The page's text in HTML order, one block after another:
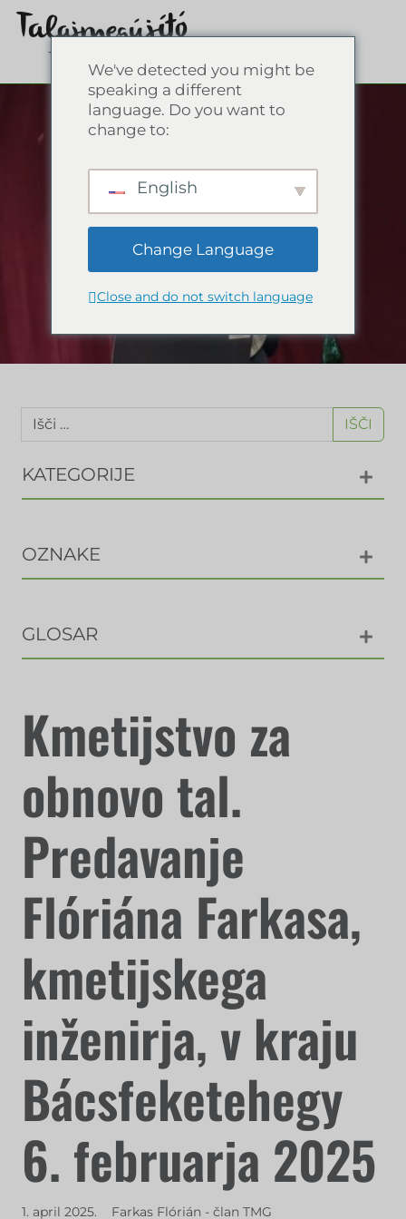
IŠČI
KATEGORIJE
OZNAKE
GLOSAR
Kmetijstvo za
obnovo tal.
Predavanje
Flóriána Farkasa,
kmetijskega
inženirja, v kraju
Bácsfeketehegy
6. februarja 2025
1. april 2025. Farkas Flórián - član TMG
We've detected you might be
speaking a different
language. Do you want to
change to:
English
Change Language
Close and do not switch language